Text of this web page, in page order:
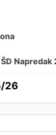
ŠD Napredak
26